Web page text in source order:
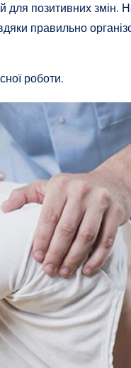
для позитивних змін.
правильно
роботи.